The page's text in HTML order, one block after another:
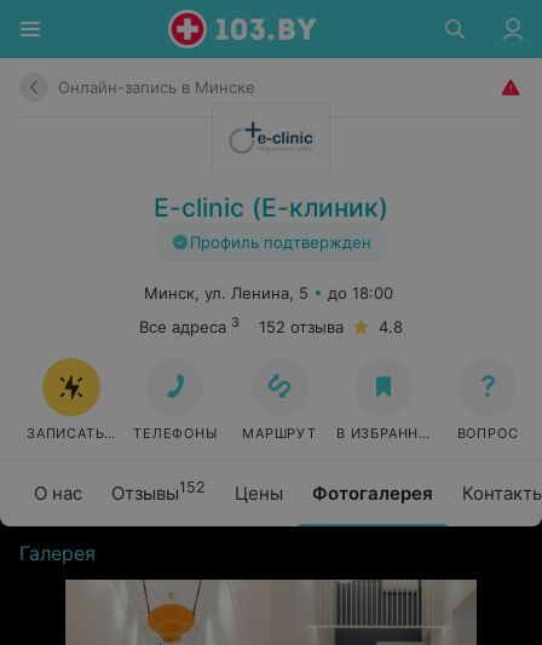
Онлайн-запись в Минске
E-clinic (Е-клиник)
Профиль подтвержден
О нас Отзывы152 Цены Фотогалерея
Минск, ул. Ленина, 5
до 18:00
Все адреса 3 152 отзыва 4.8
ЗАПИСАТЬСЯ ОНЛАЙН
ТЕЛЕФОНЫ МАРШРУТ В ИЗБРАННОЕ ВОПРОС
Галерея